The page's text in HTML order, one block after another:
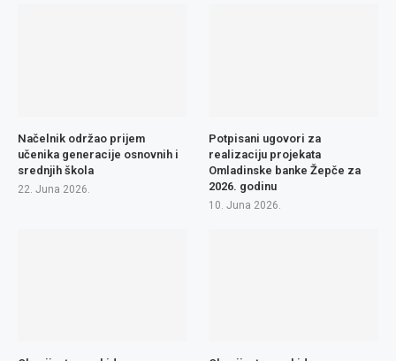
Načelnik održao prijem
učenika generacije osnovnih i
srednjih škola
22. Juna 2026.
Potpisani ugovori za
realizaciju projekata
Omladinske banke Žepče za
2026. godinu
10. Juna 2026.